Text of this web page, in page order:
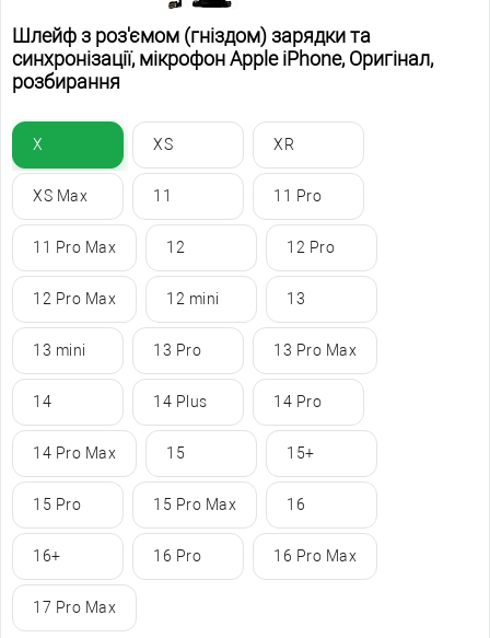
Шлейф з роз'ємом (гніздом) зарядки та
синхронізації, мікрофон Apple iPhone, Оригінал,
розбирання
X XS XR
XS Max 11 11 Pro
11 Pro Max 12 12 Pro
12 Pro Max 12 mini 13
13 mini 13 Pro 13 Pro Max
14 14 Plus 14 Pro
14 Pro Max 15 15+
15 Pro 15 Pro Max 16
16+ 16 Pro 16 Pro Max
17 Pro Max